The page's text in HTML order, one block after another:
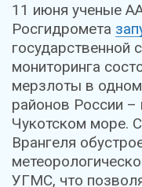
11 июня ученые
Росгидромета
государственной
мониторинга
мерзлоты в
районов России –
Чукотском море.
Врангеля
УГМС, что